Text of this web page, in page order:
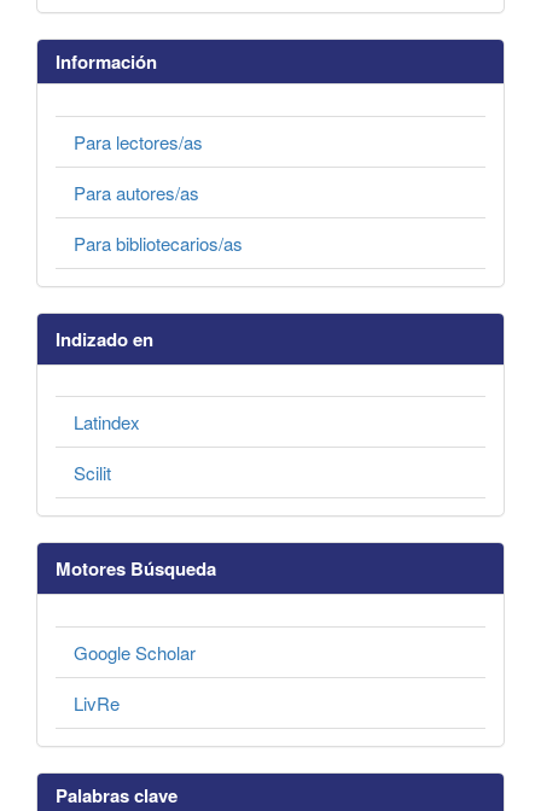
Información
Para lectores/as
Para autores/as
Para bibliotecarios/as
Indizado en
Latindex
Scilit
Motores Búsqueda
Google Scholar
LivRe
Palabras clave